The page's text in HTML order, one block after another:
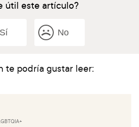
útil este artículo?
Sí No
te podría gustar leer: